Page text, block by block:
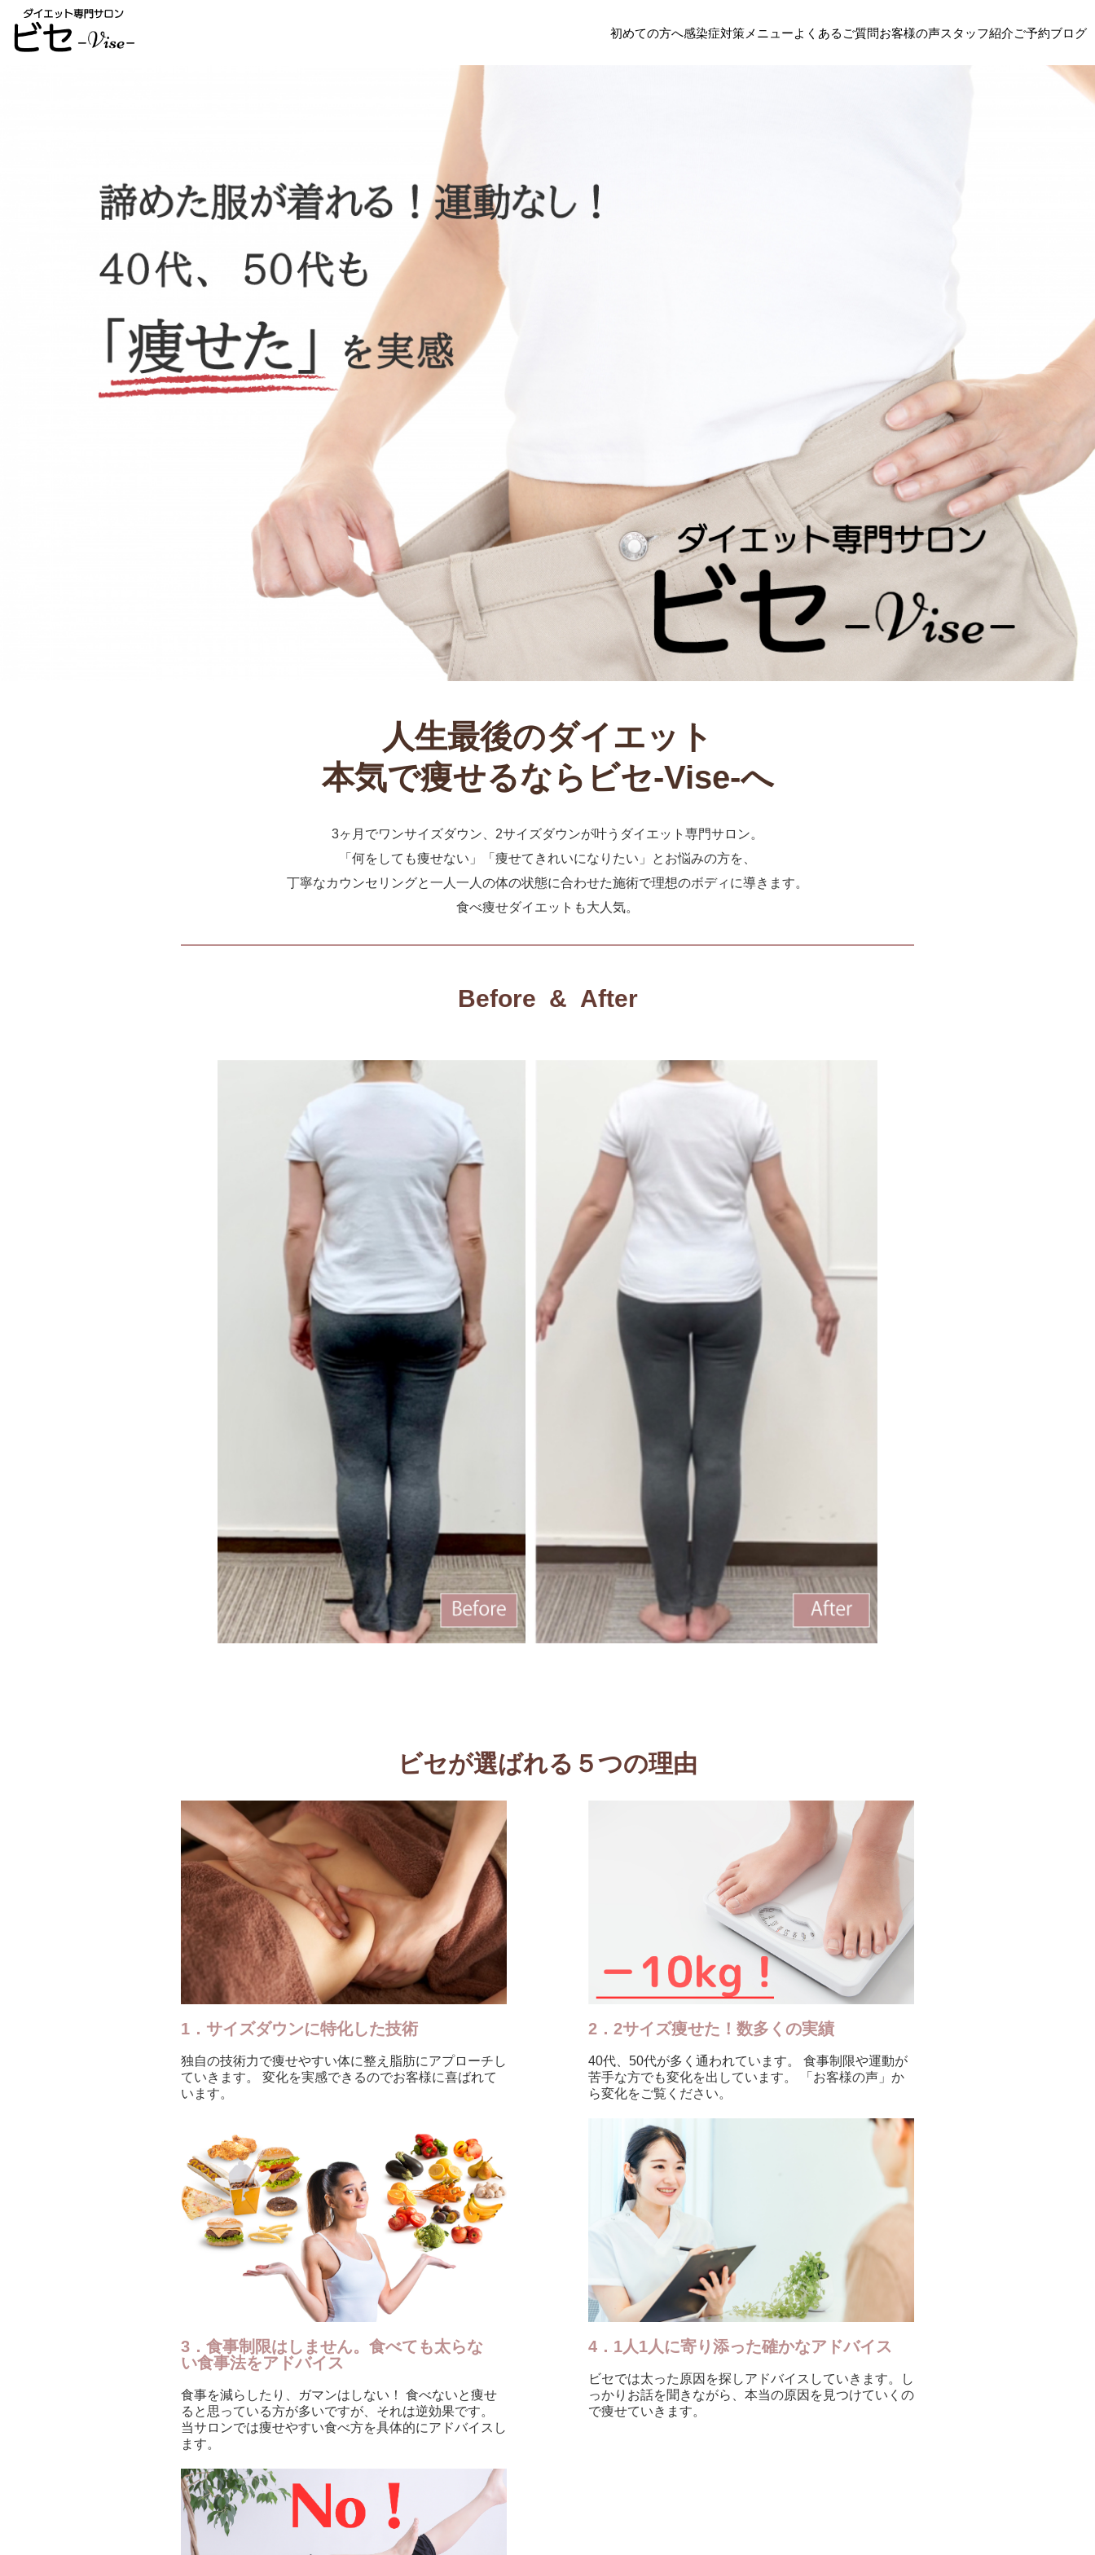
初めての方へ感染症対策 メニューよくあるご質問お客様の声スタッフ紹介ご予約ブログ
人生最後のダイエット
本気で痩せるならビセ-Vise-へ
3ヶ月でワンサイズダウン、2サイズダウンが叶うダイエット専門サロン。
「何をしても痩せない」「痩せてきれいになりたい」とお悩みの方を、
丁寧なカウンセリングと一人一人の体の状態に合わせた施術で理想のボディに導きます。
食べ痩せダイエットも大人気。
Before & After
ビセが選ばれる５つの理由
1．サイズダウンに特化した技術
独自の技術力で痩せやすい体に整え脂肪にアプローチし
ていきます。 変化を実感できるのでお客様に喜ばれて
います。
2．2サイズ痩せた！数多くの実績
40代、50代が多く通われています。 食事制限や運動が
苦手な方でも変化を出しています。 「お客様の声」か
ら変化をご覧ください。
3．食事制限はしません。食べても太らな
い食事法をアドバイス
食事を減らしたり、ガマンはしない！ 食べないと痩せ
ると思っている方が多いですが、それは逆効果です。
当サロンでは痩せやすい食べ方を具体的にアドバイスし
ます。
4．1人1人に寄り添った確かなアドバイス
ビセでは太った原因を探しアドバイスしていきます。し
っかりお話を聞きながら、本当の原因を見つけていくの
で痩せていきます。